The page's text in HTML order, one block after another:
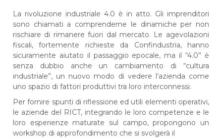
La rivoluzione industriale 4.0 è in atto. Gli imprenditori
sono chiamati a comprenderne le dinamiche per non
rischiare di rimanere fuori dal mercato. Le agevolazioni
fiscali, fortemente richieste da Confindustria, hanno
sicuramente aiutato il passaggio epocale, ma il “4.0” è
senza dubbio anche un cambiamento di “cultura
industriale”, un nuovo modo di vedere l’azienda come
uno spazio di fattori produttivi tra loro interconnessi.
Per fornire spunti di riflessione ed utili elementi operativi,
le aziende del RICT, integrando le loro competenze e le
loro esperienze maturate sul campo, propongono un
workshop di approfondimento che si svolgerà il